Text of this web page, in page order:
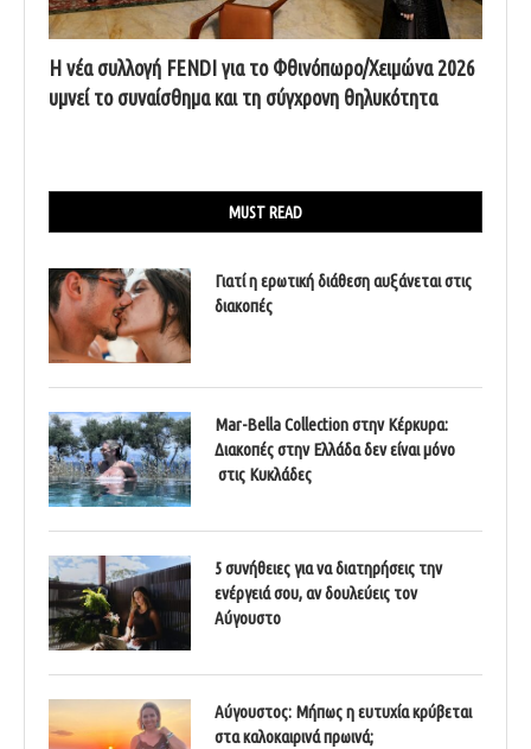
Η νέα συλλογή FENDI για το Φθινόπωρο/Χειμώνα 2026
υμνεί το συναίσθημα και τη σύγχρονη θηλυκότητα
MUST READ
Γιατί η ερωτική διάθεση αυξάνεται στις
διακοπές
Mar-Bella Collection στην Κέρκυρα:
Διακοπές στην Ελλάδα δεν είναι μόνο
στις Κυκλάδες
5 συνήθειες για να διατηρήσεις την
ενέργειά σου, αν δουλεύεις τον
Αύγουστο
Αύγουστος: Μήπως η ευτυχία κρύβεται
στα καλοκαιρινά πρωινά;